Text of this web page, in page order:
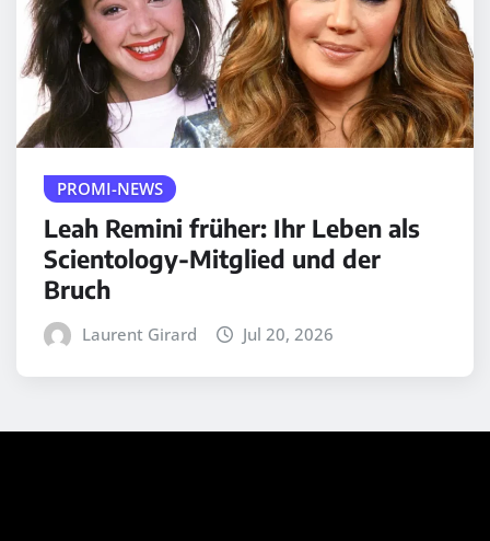
PROMI-NEWS
Leah Remini früher: Ihr Leben als
Scientology-Mitglied und der
Bruch
Laurent Girard Jul 20, 2026